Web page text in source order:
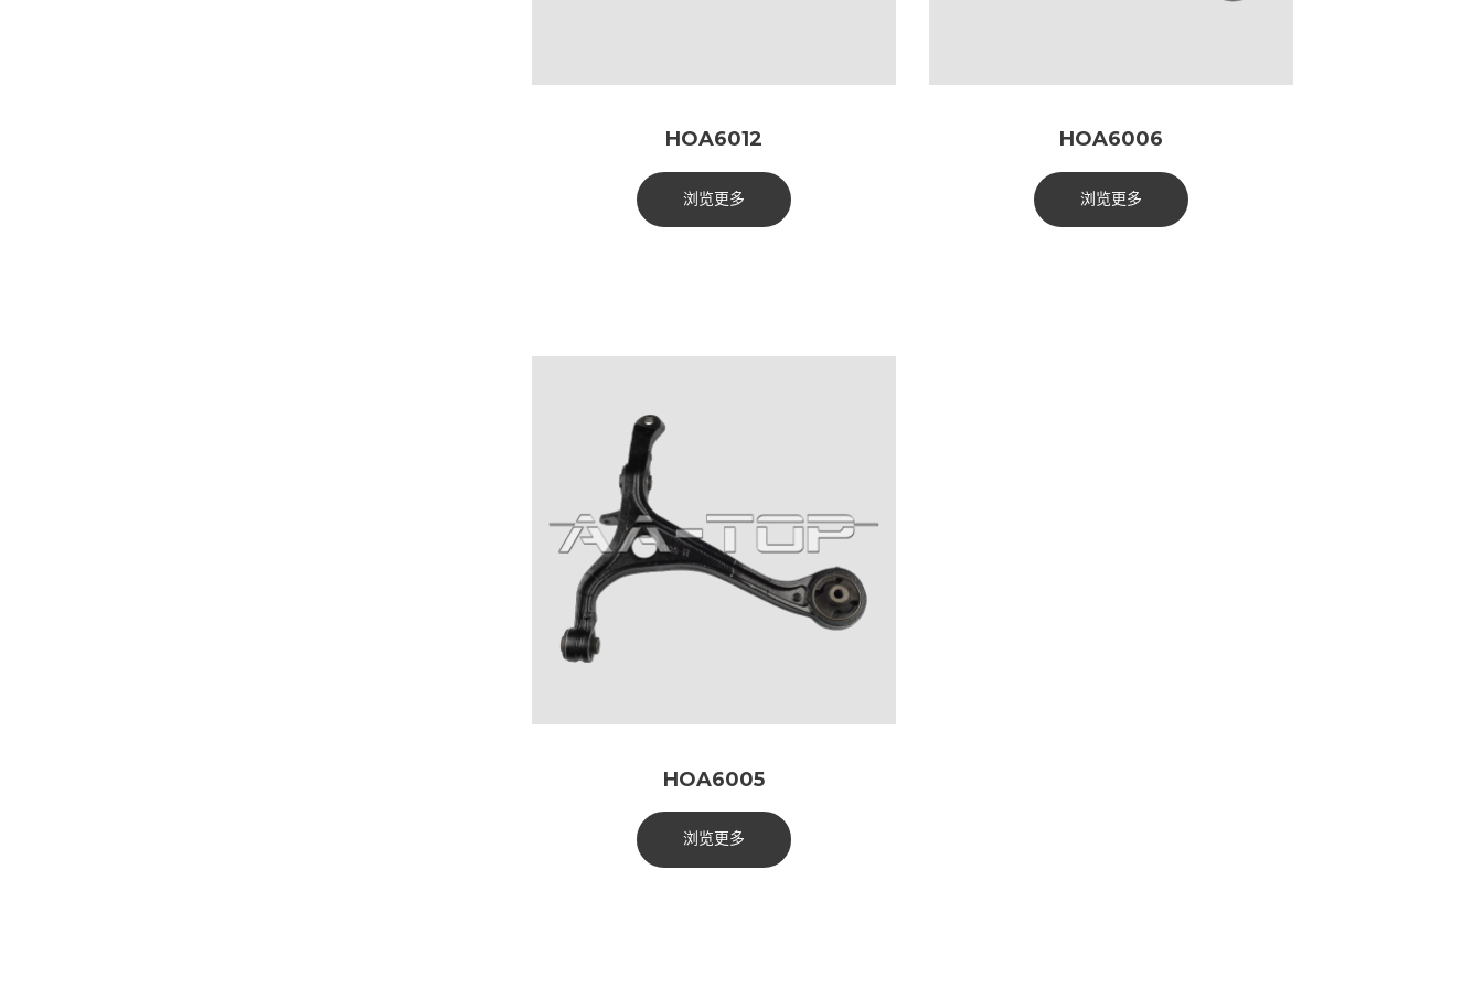
HOA6012
浏览更多
HOA6006
浏览更多
HOA6005
浏览更多